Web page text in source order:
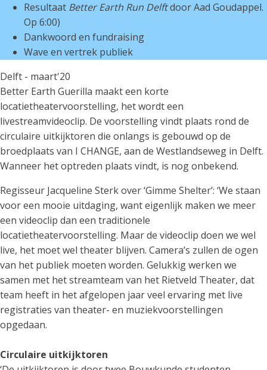
Resultaat Better Earth Run Delftdoor Aad Goudappel.
Op 6:00)
Dankwoord en fundraising
Wave en vertrek publiek
Delft - maart'20
Better Earth Guerilla maakt een korte
locatietheatervoorstelling, het wordt een
livestreamvideoclip. De voorstelling vindt plaats rond de
circulaire uitkijktoren die onlangs is gebouwd op de
broedplaats van I CHANGE, aan de Westlandseweg in Delft.
Wanneer het optreden plaats vindt, is nog onbekend.
Regisseur Jacqueline Sterk over ‘Gimme Shelter’: ‘We staan
voor een mooie uitdaging, want eigenlijk maken we meer
een videoclip dan een traditionele
locatietheatervoorstelling. Maar de videoclip doen we wel
live, het moet wel theater blijven. Camera’s zullen de ogen
van het publiek moeten worden. Gelukkig werken we
samen met het streamteam van het Rietveld Theater, dat
team heeft in het afgelopen jaar veel ervaring met live
registraties van theater- en muziekvoorstellingen
opgedaan.
Circulaire uitkijktoren